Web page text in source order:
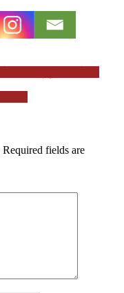
Required fields are